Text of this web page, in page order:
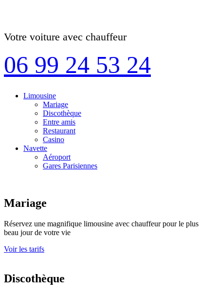
Votre voiture avec chauffeur
06 99 24 53 24
Limousine
Mariage
Discothèque
Entre amis
Restaurant
Casino
Navette
Aéroport
Gares Parisiennes
Mariage
Réservez une magnifique limousine avec chauffeur pour le plus
beau jour de votre vie
Voir les tarifs
Discothèque